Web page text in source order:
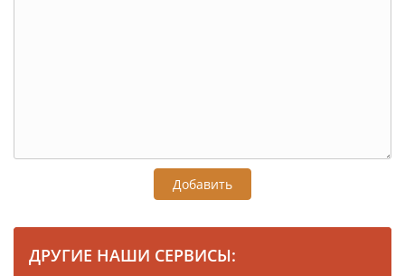
Добавить
ДРУГИЕ НАШИ СЕРВИСЫ: